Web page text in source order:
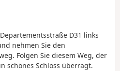
D31 links
nehmen Sie den
Folgen Sie diesem Weg, der
schönes Schloss überragt.